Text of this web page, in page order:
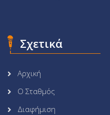
Σχετικά
Αρχική
Ο Σταθμός
Διαφήμιση